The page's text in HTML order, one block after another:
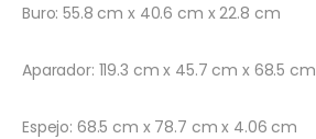
Buro: 55.8 cm x 40.6 cm x 22.8 cm
Aparador: 119.3 cm x 45.7 cm x 68.5 cm
Espejo: 68.5 cm x 78.7 cm x 4.06 cm